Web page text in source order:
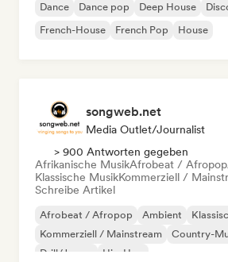
Dance Dance pop Deep House
French-House
French Pop House
songweb.net
Media Outlet/Journalist
> 900 Antworten gegeben
Afrikanische MusikAfrobeat / Afropop
Klassische MusikKommerziell /
Schreibe Artikel
Afrobeat / Afropop Ambient
Kommerziell / Mainstream
Country-
Drill/Jersey
Hip-Hop